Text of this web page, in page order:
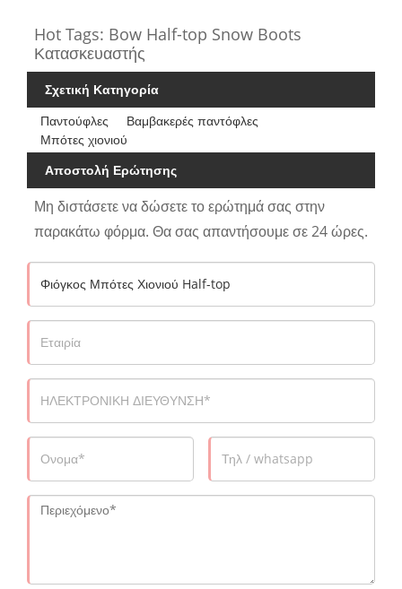
Hot Tags: Bow Half-top Snow Boots
Κατασκευαστής
Σχετική Κατηγορία
Παντούφλες
Βαμβακερές παντόφλες
Μπότες χιονιού
Αποστολή Ερώτησης
Μη διστάσετε να δώσετε το ερώτημά σας στην
παρακάτω φόρμα. Θα σας απαντήσουμε σε 24 ώρες.